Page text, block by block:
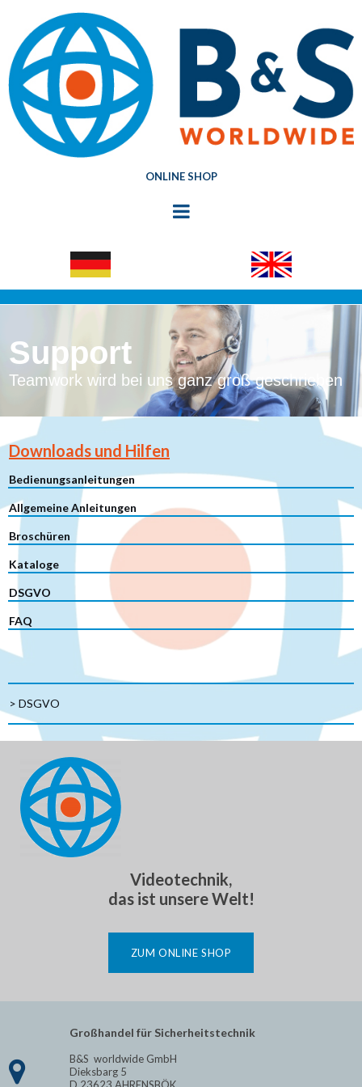
ONLINE SHOP
Support
Teamwork wird bei uns ganz groß geschrieben
Downloads und Hilfen
Bedienungsanleitungen
Allgemeine Anleitungen
Broschüren
Kataloge
DSGVO
FAQ
> DSGVO
Videotechnik,
das ist unsere Welt!
ZUM ONLINE SHOP
Großhandel für Sicherheitstechnik

B&S worldwide GmbH
Dieksbarg 5
D 23623 AHRENSBÖK